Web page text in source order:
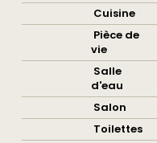
Cuisine
Pièce de
vie
Salle
d'eau
Salon
Toilettes